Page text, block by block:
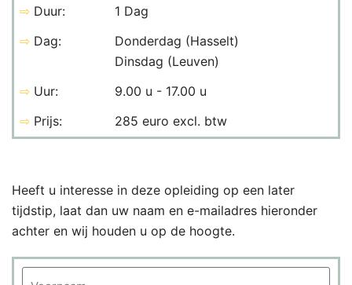
⇨ Duur:
1 Dag
⇨ Dag:
Donderdag (Hasselt)
Dinsdag (Leuven)
⇨ Uur:
9.00 u - 17.00 u
⇨ Prijs: 285 euro excl. btw
Heeft u interesse in deze opleiding op een later
tijdstip, laat dan uw naam en e-mailadres hieronder
achter en wij houden u op de hoogte.